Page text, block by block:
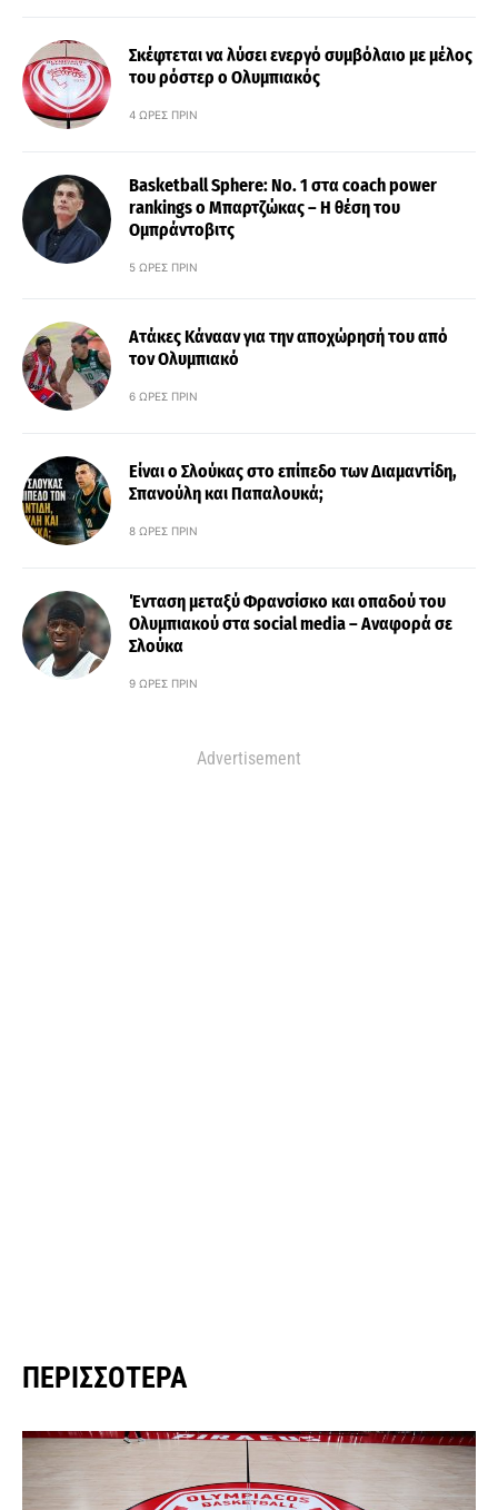
Σκέφτεται να λύσει ενεργό συμβόλαιο με μέλος
του ρόστερ ο Ολυμπιακός
4 ΏΡΕΣ ΠΡΙΝ
Basketball Sphere: No. 1 στα coach power
rankings ο Μπαρτζώκας – Η θέση του
Ομπράντοβιτς
5 ΏΡΕΣ ΠΡΙΝ
Ατάκες Κάνααν για την αποχώρησή του από
τον Ολυμπιακό
6 ΏΡΕΣ ΠΡΙΝ
Είναι ο Σλούκας στο επίπεδο των Διαμαντίδη,
Σπανούλη και Παπαλουκά;
8 ΏΡΕΣ ΠΡΙΝ
Ένταση μεταξύ Φρανσίσκο και οπαδού του
Ολυμπιακού στα social media – Αναφορά σε
Σλούκα
9 ΏΡΕΣ ΠΡΙΝ
Advertisement
ΠΕΡΙΣΣΌΤΕΡΑ